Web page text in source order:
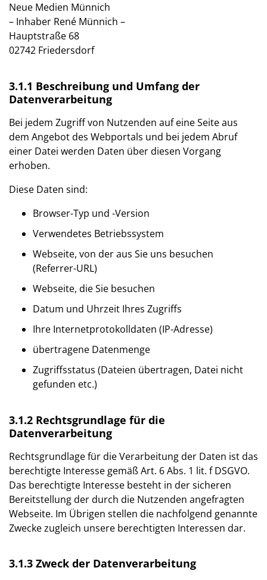
Neue Medien Münnich
– Inhaber René Münnich –
Hauptstraße 68
02742 Friedersdorf
3.1.1 Beschreibung und Umfang der
Datenverarbeitung
Bei jedem Zugriff von Nutzenden auf eine Seite aus
dem Angebot des Webportals und bei jedem Abruf
einer Datei werden Daten über diesen Vorgang
erhoben.
Diese Daten sind:
Browser-Typ und -Version
Verwendetes Betriebssystem
Webseite, von der aus Sie uns besuchen
(Referrer-URL)
Webseite, die Sie besuchen
Datum und Uhrzeit Ihres Zugriffs
Ihre Internetprotokolldaten (IP-Adresse)
übertragene Datenmenge
Zugriffsstatus (Dateien übertragen, Datei nicht
gefunden etc.)
3.1.2 Rechtsgrundlage für die
Datenverarbeitung
Rechtsgrundlage für die Verarbeitung der Daten ist das
berechtigte Interesse gemäß Art. 6 Abs. 1 lit. f DSGVO.
Das berechtigte Interesse besteht in der sicheren
Bereitstellung der durch die Nutzenden angefragten
Webseite. Im Übrigen stellen die nachfolgend genannte
Zwecke zugleich unsere berechtigten Interessen dar.
3.1.3 Zweck der Datenverarbeitung